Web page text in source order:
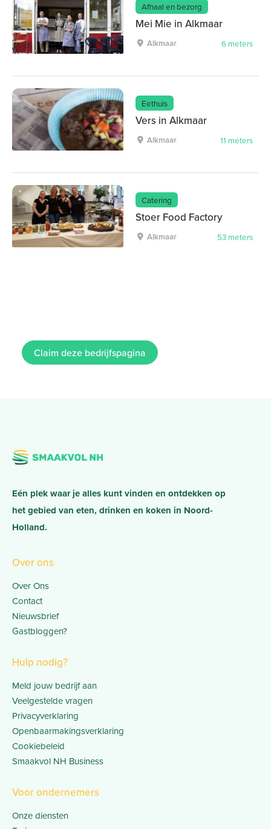
Afhaal en bezorg
Mei Mie in Alkmaar
Alkmaar 6 meters
Eethuis
Vers in Alkmaar
Alkmaar 11 meters
Catering
Stoer Food Factory
Alkmaar 53 meters
Claim deze bedrijfspagina
Eén plek waar je alles kunt vinden en ontdekken op
het gebied van eten, drinken en koken in Noord-
Holland.
Over ons
Over Ons
Contact
Nieuwsbrief
Gastbloggen?
Hulp nodig?
Meld jouw bedrijf aan
Veelgestelde vragen
Privacyverklaring
Openbaarmakingsverklaring
Cookiebeleid
Smaakvol NH Business
Voor ondernemers
Onze diensten